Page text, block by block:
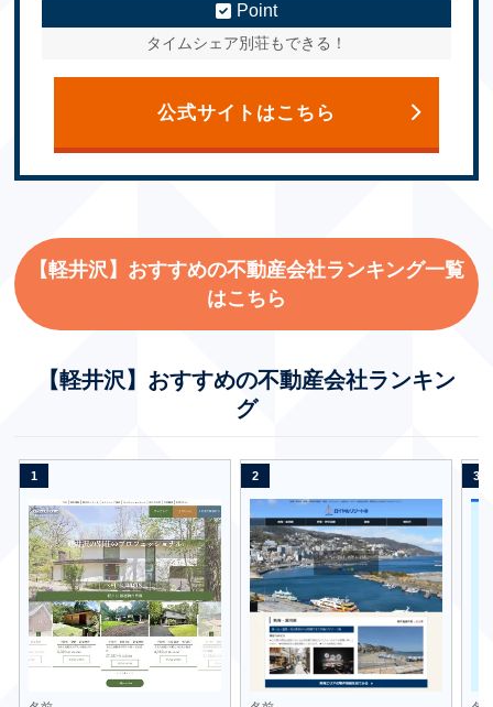
Point
タイムシェア別荘もできる！
公式サイトはこちら
【軽井沢】おすすめの不動産会社ランキング一覧
はこちら
【軽井沢】おすすめの不動産会社ランキン
グ